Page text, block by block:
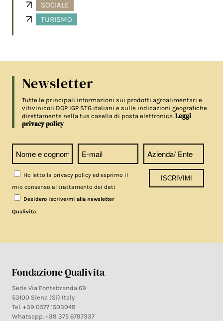
SOCIALE
TURISMO
Newsletter
Tutte le principali informazioni sui prodotti agroalimentari e
vitivinicoli DOP IGP STG italiani e sulle indicazioni geografiche
direttamente nella tua casella di posta elettronica.Leggi
privacy policy
Ho letto la privacy policy ed esprimo il
mio consenso al trattamento dei dati
Desidero iscrivermi alla newsletter
Qualivita.
Fondazione Qualivita
Sede Via Fontebranda 69
53100 Siena (Si) Italy
Tel. +39 0577 1503049
Whatsapp. +39 375 6797337